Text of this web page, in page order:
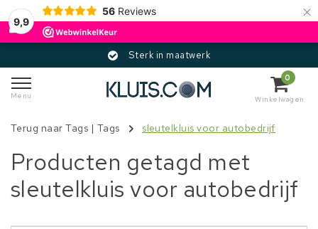
9,9
56 Reviews ×
Sterk in maatwerk
Menu
0
Winkelwagen
Terug naar Tags | Tags sleutelkluis voor autobedrijf
Producten getagd met
sleutelkluis voor autobedrijf